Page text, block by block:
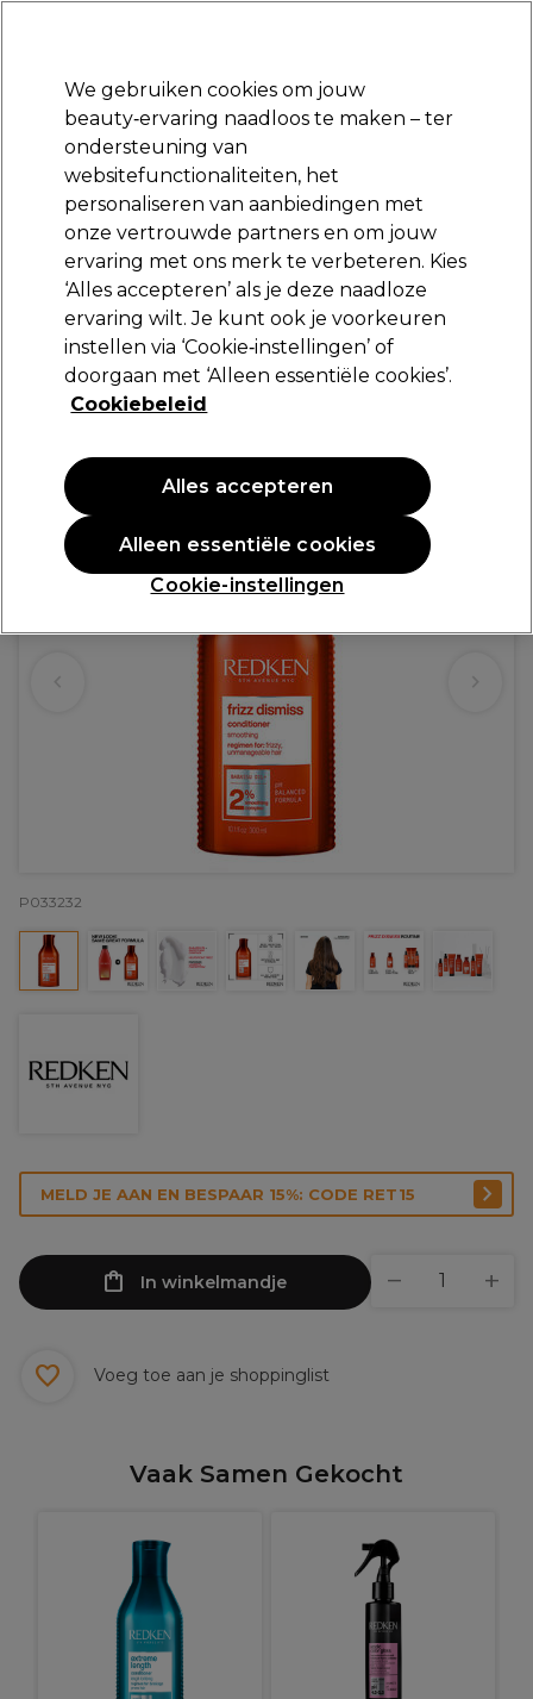
Aanmelden
Merken Deals Haar Elektra
Volgende dag geleverd*
Na verzending, maandag t/m vrijdag
Redken
Redken Frizz Dismiss Conditioner 300ml
27,15 €
P033232
MELD JE AAN EN BESPAAR 15%: CODE RET15
In winkelmandje
Voeg toe aan je shoppinglist
Vaak Samen Gekocht
We gebruiken cookies om jouw
beauty‑ervaring naadloos te maken – ter
ondersteuning van
websitefunctionaliteiten, het
personaliseren van aanbiedingen met
onze vertrouwde partners en om jouw
ervaring met ons merk te verbeteren. Kies
‘Alles accepteren’ als je deze naadloze
ervaring wilt. Je kunt ook je voorkeuren
instellen via ‘Cookie‑instellingen’ of
doorgaan met ‘Alleen essentiële cookies’.
Cookiebeleid
Cookie-instellingen
Alleen essentiële cookies
Alles accepteren